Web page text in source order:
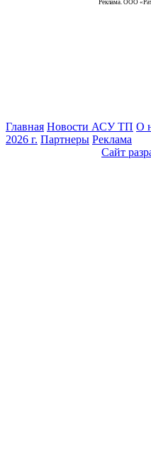
Реклама. ООО
Главная Новости АСУ ТП О
2026 г. Партнеры Реклама
Сайт